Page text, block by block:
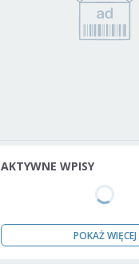
AKTYWNE WPISY
POKAŻ WIĘCEJ